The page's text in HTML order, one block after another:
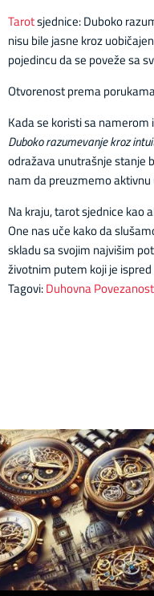
Tarotsjednice: Duboko
nisu bile jasne kroz
pojedincu da se poveže sa
Otvorenost prema
Kada se koristi sa
Duboko razumevanje kroz
odražava unutrašnje stanje
nam da preuzmemo
Na kraju, tarot sjednice kao
One nas uče kako da
skladu sa svojim najvišim
životnim putem koji je
Tagovi:Duhovna Povezanost